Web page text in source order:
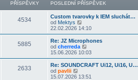
ě
v
e
ř
í
s
p
ě
v
e
k
d
n
í
ř
í
s
ě
v
e
o
s
l
d
n
í
p
ř
í
s
ě
a
t
o
s
l
e
d
n
í
ř
PŘÍSPĚVKY POSLEDNÍ PŘÍSPĚVEK
4534
Custom tvarovky k IEM sluchát…
od Mektys
o
b
r
a
z
t
p
o
22.02.2026 14:10
5885
Re: JZ Microphones
od cherreda
o
b
r
z
15.06.2026 10:03
2633
Re: SOUNDCRAFT Ui12, Ui16, U…
od pavlii
o
15.07.2026 13:51